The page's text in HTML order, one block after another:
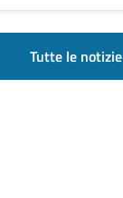
Tutte le notizie